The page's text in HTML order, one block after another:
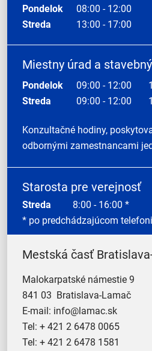
Pondelok
08:00 - 12:00
Streda
13:00 - 17:00
Miestny úrad a
Pondelok 09:00 - 12:00
Streda
09:00 - 12:00
Konzultačné hodiny,
odbornými zamestnancami
Starosta pre verejnosť
Streda 8:00 - 16:00 *
* po predchádzajúcom
Mestská časť
Malokarpatské námestie 9
841 03 Bratislava-Lamač
E-mail: info@lamac.sk
Tel: + 421 2 6478 0065
Tel: + 421 2 6478 1581